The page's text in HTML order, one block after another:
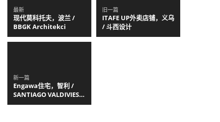
最新
现代莫科托夫，波兰 /
BBGK Architekci
旧一篇
ITAFE UP外卖店铺，义乌
/ 斗西设计
新一篇
Engawa住宅，智利 /
SANTIAGO VALDIVIESO
+ Stefano Rolla